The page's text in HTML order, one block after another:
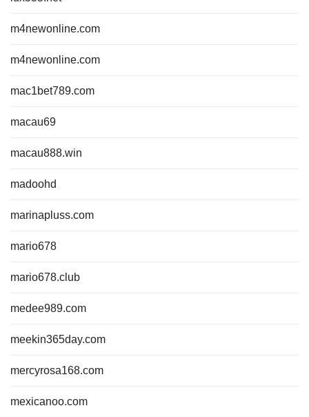
m4newonline.com
m4newonline.com
mac1bet789.com
macau69
macau888.win
madoohd
marinapluss.com
mario678
mario678.club
medee989.com
meekin365day.com
mercyrosa168.com
mexicanoo.com